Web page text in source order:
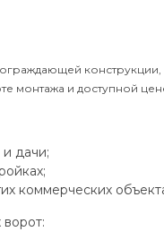
монтажа и доступной
и дачи;
коммерческих